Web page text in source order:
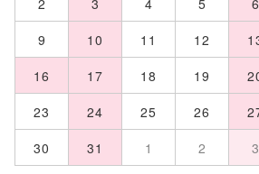
9
10 11 12
16
17 18 19
23
24 25 26
30
31 1 2 3